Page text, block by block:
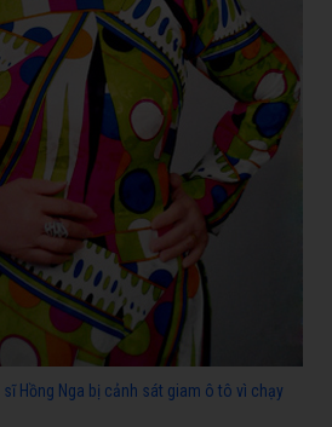
Hồng Nga bị cảnh sát giam ô tô vì chạy